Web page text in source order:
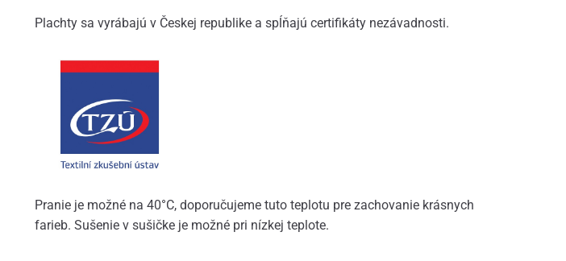
Plachty sa vyrábajú v Českej republike a spĺňajú certifikáty nezávadnosti.
Pranie je možné na 40°C, doporučujeme tuto teplotu pre zachovanie krásnych
farieb. Sušenie v sušičke je možné pri nízkej teplote.